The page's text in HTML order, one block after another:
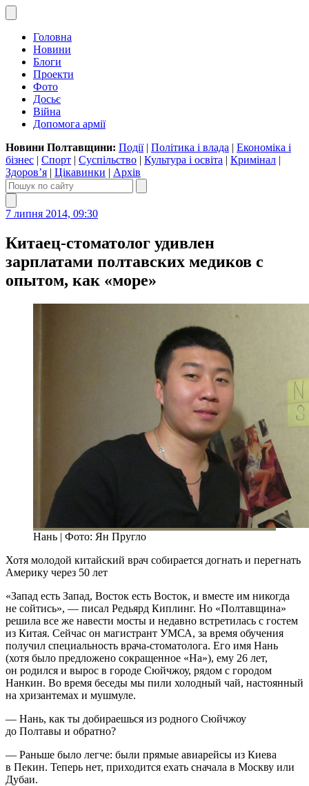
Головна
Новини
Блоги
Проекти
Фото
Досьє
Війна
Допомога армії
Новини Полтавщини: Події| Політика і влада | Економіка і
бізнес | Спорт | Суспільство | Культура і освіта | Кримінал |
Здоров’я | Цікавинки | Архів
7 липня 2014, 09:30
Китаец-стоматолог удивлен
зарплатами полтавских медиков с
опытом, как «море»
Нань | Фото: Ян Пругло
Хотя молодой китайский врач собирается догнать и перегнать
Америку через 50 лет
«Запад есть Запад, Восток есть Восток, и вместе им никогда
не сойтись», — писал Редьярд Киплинг. Но «Полтавщина»
решила все же навести мосты и недавно встретилась с гостем
из Китая. Сейчас он магистрант УМСА, за время обучения
получил специальность врача-стоматолога. Его имя Нань
(хотя было предложено сокращенное «На»), ему 26 лет,
он родился и вырос в городе Сюйчжоу, рядом с городом
Нанкин. Во время беседы мы пили холодный чай, настоянный
на хризантемах и мушмуле.
— Нань, как ты добираешься из родного Сюйчжоу
до Полтавы и обратно?
— Раньше было легче: были прямые авиарейсы из Киева
в Пекин. Теперь нет, приходится ехать сначала в Москву или
Дубаи.